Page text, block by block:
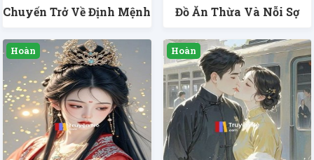
Chuyến Trở Về Định Mệnh Đồ Ăn Thừa Và Nỗi Sợ